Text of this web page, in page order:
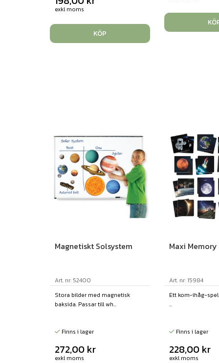
exkl moms
KÖP
Magnetiskt Solsystem
Art. nr: 52400
Stora bilder med magnetisk
baksida. Passar till wh...
Finns i lager
272,00 kr
exkl moms
Maxi
Art. nr: 15984
Ett kom-ihåg-
...
Finns i lager
228,00 kr
exkl moms